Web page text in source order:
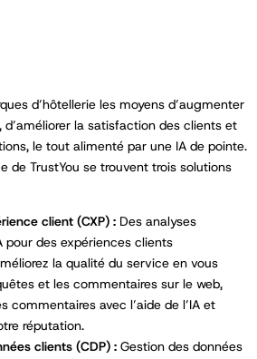
d’hôtellerie les moyens d’augmenter
la satisfaction des clients et
le tout alimenté par une IA de pointe.
TrustYou se trouvent trois solutions
client (CXP) : Des analyses
pour des expériences clients
la qualité du service en vous
et les commentaires sur le web,
commentaires avec l’aide de l’IA et
réputation.
clients (CDP) : Gestion des données